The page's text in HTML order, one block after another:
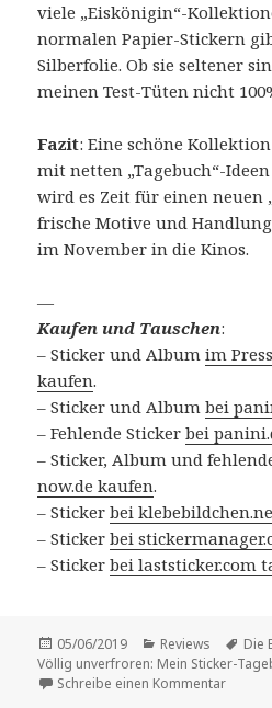
viele „Eiskönigin“-
normalen Papier-Stickern
Silberfolie. Ob sie seltener
meinen Test-Tüten nicht
Fazit: Eine schöne
mit netten „Tagebuch“-
wird es Zeit für einen neuen
frische Motive und
im November in die Kinos.
—
Kaufen und Tauschen:
– Sticker und Albumim
kaufen.
– Sticker und Albumbei
– Fehlende Stickerbei
– Sticker, Album und
now.de kaufen.
– Stickerbei
– Stickerbei
– Stickerbei laststicker.com
Veröffentlicht
am
05/06/2019 Kategorien
Reviews Die
Völlig unverfroren: Mein Sticker-
Schreibe einen Kommentarzu